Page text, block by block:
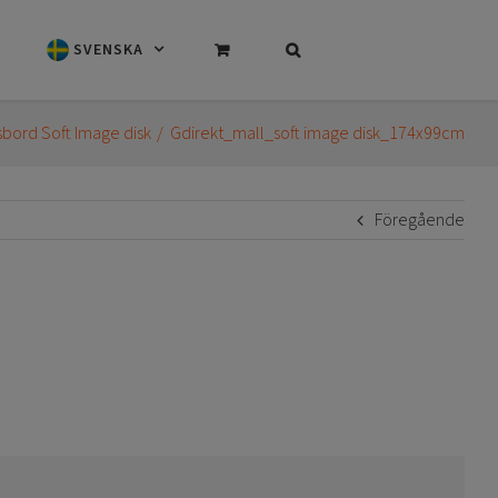
SVENSKA
Soft Image disk Gdirekt_mall_soft image disk_174x99cm
Föregående